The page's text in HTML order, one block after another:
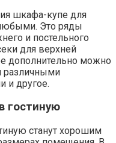
шкафа-купе для
Это ряды
и постельного
для верхней
дополнительно можно
различными
и другое.
гостиную
станут хорошим